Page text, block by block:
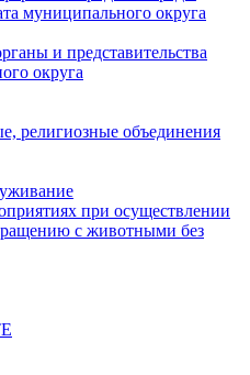
муниципального округа
и представительства
округа
религиозные объединения
при осуществлении
с животными без